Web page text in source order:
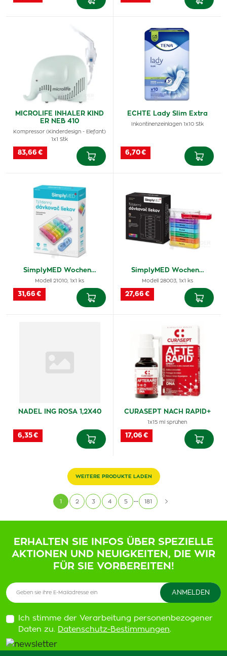
MICROLIFE INHALER KIND
ER NEB 410
Kompressor (Kinderdesign - Elefant)
1x1 Stk
83,66 €
ECHTE Lady Slim Extra
Inkontinenzeinlagen 1x10 Stk
6,70 €
SimplyMED Wochen…
Modell 21010, 1x1 ks
31,66 €
SimplyMED Wochen…
Modell 28003, 1x1 ks
27,66 €
NADEL ING ROSA 1,2X40
6,35 €
CURASEPT NACH RAPID+
1x15 ml sprühen
17,06 €
WEITERE PRODUKTE LADEN
1 2 3 4 5 ... 181
ERHALTEN SIE INFOS ÜBER SPEZIELLE
AKTIONEN UND NEUIGKEITEN, DIE WIR
FÜR SIE VORBEREITEN!
Ich stimme der Verarbeitung personenbezogener
Daten zu. Datenschutz-Bestimmungen.